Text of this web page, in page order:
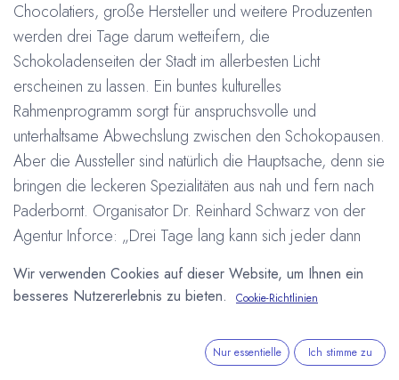
Chocolatiers, große Hersteller und weitere Produzenten
werden drei Tage darum wetteifern, die
Schokoladenseiten der Stadt im allerbesten Licht
erscheinen zu lassen. Ein buntes kulturelles
Rahmenprogramm sorgt für anspruchsvolle und
unterhaltsame Abwechslung zwischen den Schokopausen.
Aber die Aussteller sind natürlich die Hauptsache, denn sie
bringen die leckeren Spezialitäten aus nah und fern nach
Paderbornt. Organisator Dr. Reinhard Schwarz von der
Agentur Inforce: „Drei Tage lang kann sich jeder dann
davon überzeugen, dass Schokolade nicht gleich
Schokolade ist, welche unübersehbare Vielfalt an Sorten,
Arten und Geschmacksrichtungen es mittlerweile gibt und
wie die verführerischen Köstlichkeiten produziert werden.“
Einer der Aussteller ist der Mindener Chocolatier Arne
Wir verwenden Cookies auf dieser Website, um Ihnen ein
besseres Nutzererlebnis zu bieten.
Cookie-Richtlinien
Nur essentielle Ich stimme zu